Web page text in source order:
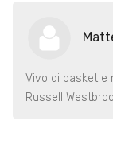
Vivo di basket e
Russell